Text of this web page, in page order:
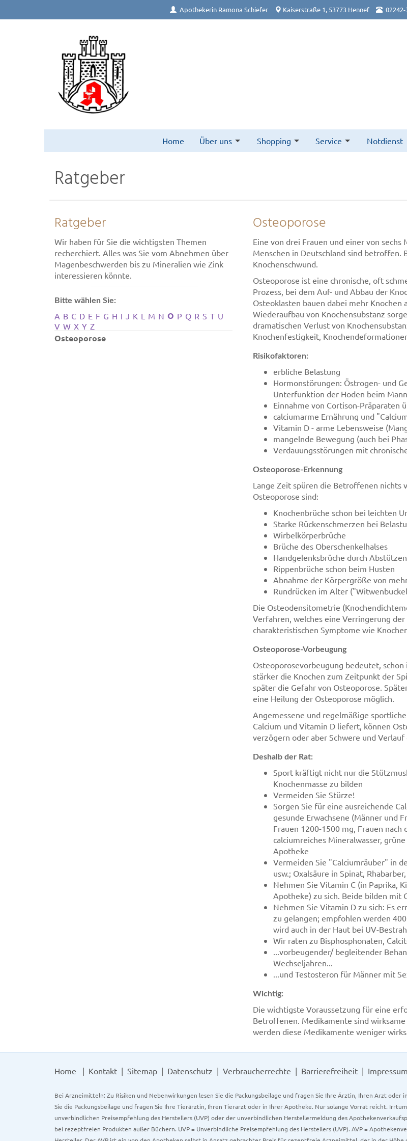
Apothekerin Ramona Schiefer Kaiserstraße 1, 53773 Hennef 02242-
Home Über uns Shopping Service Notdienst
Ratgeber
Ratgeber
Wir haben für Sie die wichtigsten Themen
recherchiert. Alles was Sie vom Abnehmen über
Magenbeschwerden bis zu Mineralien wie Zink
interessieren könnte.
Bitte wählen Sie:
A B C D E F G H I J K L M N O P Q R S T U
V W X Y Z
Osteoporose
Osteoporose
Eine von drei Frauen und einer von
Menschen in Deutschland sind betroffen.
Knochenschwund.
Osteoporose ist eine chronische, oft
Prozess, bei dem Auf- und Abbau der
Osteoklasten bauen dabei mehr Knochen
Wiederaufbau von Knochensubstanz
dramatischen Verlust von
Knochenfestigkeit,
Risikofaktoren:
erbliche Belastung
Hormonstörungen: Östrogen- und
Unterfunktion der Hoden beim Mann
Einnahme von Cortison-Präparaten
calciumarme Ernährung und
Vitamin D - arme Lebensweise
mangelnde Bewegung (auch bei
Verdauungsstörungen mit
Osteoporose-Erkennung
Lange Zeit spüren die Betroffenen nichts
Osteoporose sind:
Knochenbrüche schon bei leichten
Starke Rückenschmerzen bei
Wirbelkörperbrüche
Brüche des Oberschenkelhalses
Handgelenksbrüche durch
Rippenbrüche schon beim Husten
Abnahme der Körpergröße von
Rundrücken im Alter
Die Osteodensitometrie
Verfahren, welches eine Verringerung
charakteristischen Symptome wie
Osteoporose-Vorbeugung
Osteoporosevorbeugung bedeutet,
stärker die Knochen zum Zeitpunkt der
später die Gefahr von Osteoporose.
eine Heilung der Osteoporose möglich.
Angemessene und regelmäßige
Calcium und Vitamin D liefert, können
verzögern oder aber Schwere und
Deshalb der Rat:
Sport kräftigt nicht nur die
Knochenmasse zu bilden
Vermeiden Sie Stürze!
Sorgen Sie für eine ausreichende
gesunde Erwachsene (Männer und
Frauen 1200-1500 mg, Frauen
calciumreiches Mineralwasser,
Apotheke
Vermeiden Sie "Calciumräuber" in
usw.; Oxalsäure in Spinat,
Nehmen Sie Vitamin C (in Paprika,
Apotheke) zu sich. Beide bilden mit
Nehmen Sie Vitamin D zu sich: Es
zu gelangen; empfohlen werden
wird auch in der Haut bei UV-
Wir raten zu Bisphosphonaten,
...vorbeugender/ begleitender
Wechseljahren...
...und Testosteron für Männer mit
Wichtig:
Die wichtigste Voraussetzung für eine
Betroffenen. Medikamente sind
werden diese Medikamente weniger
Home Kontakt Sitemap Datenschutz Verbraucherrechte Barrierefreiheit Impressum
Bei Arzneimitteln: Zu Risiken und Nebenwirkungen lesen Sie die Packungsbeilage und fragen Sie Ihre Ärztin, Ihren Arzt
Sie die Packungsbeilage und fragen Sie Ihre Tierärztin, Ihren Tierarzt oder in Ihrer Apotheke. Nur solange Vorrat reicht.
unverbindlichen Preisempfehlung des Herstellers (UVP) oder der unverbindlichen Herstellermeldung des
bei rezeptfreien Produkten außer Büchern. UVP = Unverbindliche Preisempfehlung des Herstellers (UVP). AVP =